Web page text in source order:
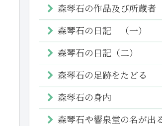
森琴石の作品及び所蔵者
森琴石の日記 （一）
森琴石の日記（二）
森琴石の足跡をたどる
森琴石の身内
森琴石や響泉堂の名が出